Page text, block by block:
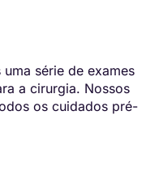
série de exames
a cirurgia. Nossos
os cuidados pré-